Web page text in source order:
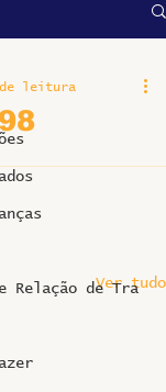
Relação de Tra
leitura
Ver tudo